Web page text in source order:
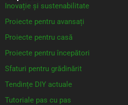
Inovație și sustenabilitate
Proiecte pentru avansați
Proiecte pentru casă
Proiecte pentru începători
Sfaturi pentru grădinărit
Tendințe DIY actuale
Tutoriale pas cu pas